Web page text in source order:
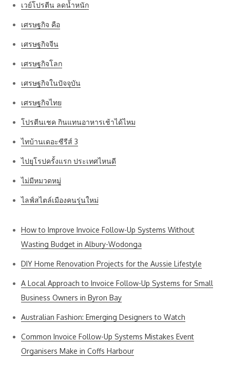
เวย์โปรตีน ลดน้ำหนัก
เศรษฐกิจ คือ
เศรษฐกิจจีน
เศรษฐกิจโลก
เศรษฐกิจในปัจจุบัน
เศรษฐกิจไทย
โปรตีนเชค กินแทนอาหารเช้าได้ไหม
ไทบ้านเดอะซีรีส์ 3
ไปยุโรปครั้งแรก ประเทศไหนดี
ไม่มีหมวดหมู่
ไลฟ์สไตล์เมืองคนรุ่นใหม่
How to Improve Invoice Follow-Up Systems Without
Wasting Budget in Albury-Wodonga
DIY Home Renovation Projects for the Aussie Lifestyle
A Local Approach to Invoice Follow-Up Systems for Small
Business Owners in Byron Bay
Australian Fashion: Emerging Designers to Watch
Common Invoice Follow-Up Systems Mistakes Event
Organisers Make in Coffs Harbour